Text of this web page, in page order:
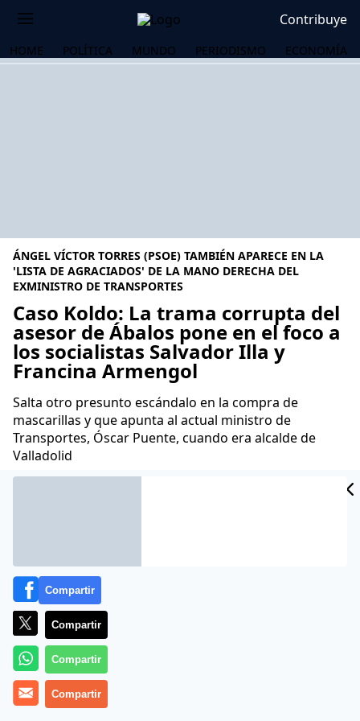
Contribuye
HOME POLÍTICA MUNDO PERIODISMO ECONOMÍA
ÁNGEL VÍCTOR TORRES (PSOE) TAMBIÉN APARECE EN LA
'LISTA DE AGRACIADOS' DE LA MANO DERECHA DEL
EXMINISTRO DE TRANSPORTES
Caso Koldo: La trama corrupta del
asesor de Ábalos pone en el foco a
los socialistas Salvador Illa y
Francina Armengol
Salta otro presunto escándalo en la compra de
mascarillas y que apunta al actual ministro de
Transportes, Óscar Puente, cuando era alcalde de
Valladolid
Juan Velarde
Compartir
Compartir
Compartir
Compartir